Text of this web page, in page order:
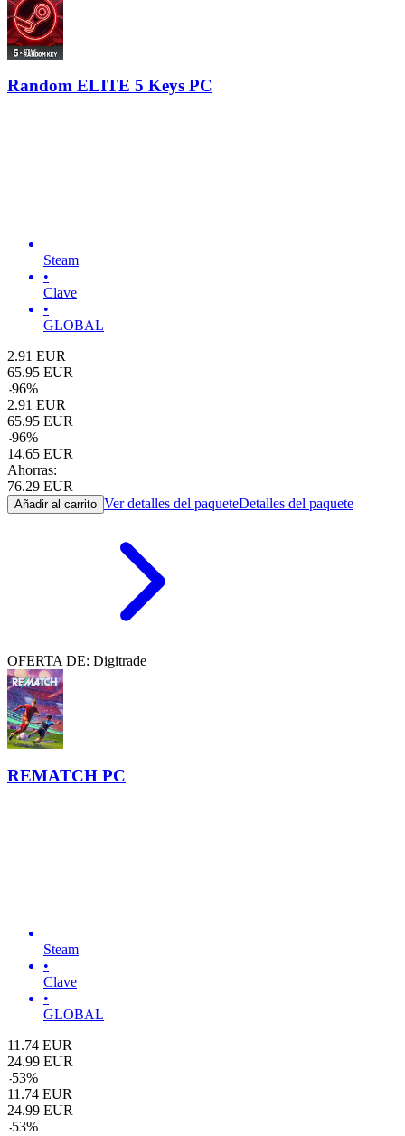
Random ELITE 5 Keys PC
Steam
•
Clave
•
GLOBAL
2.91 EUR
65.95 EUR
-96%
2.91 EUR
65.95 EUR
-96%
14.65 EUR
Ahorras:
76.29 EUR
Añadir al carrito Ver detalles del paqueteDetalles del paquete
OFERTA DE: Digitrade
REMATCH PC
Steam
•
Clave
•
GLOBAL
11.74 EUR
24.99 EUR
-53%
11.74 EUR
24.99 EUR
-53%